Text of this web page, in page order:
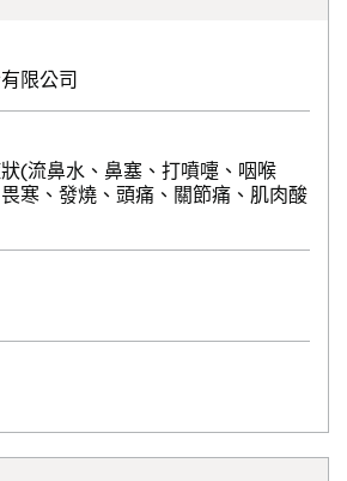
限公司
(流鼻水、鼻塞、打噴嚏、咽喉
寒、發燒、頭痛、關節痛、肌肉酸